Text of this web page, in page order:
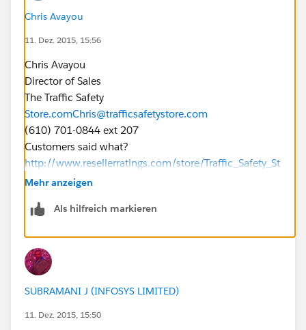
Chris Avayou
11. Dez. 2015, 15:56
Chris Avayou
Director of Sales
The Traffic Safety
Store.comChris@trafficsafetystore.com
(610) 701-0844 ext 207
Customers said what?
http://www.resellerratings.com/store/Traffic_Safety_St
ore
Mehr anzeigen
Als hilfreich markieren
SUBRAMANI J (INFOSYS LIMITED)
11. Dez. 2015, 15:50